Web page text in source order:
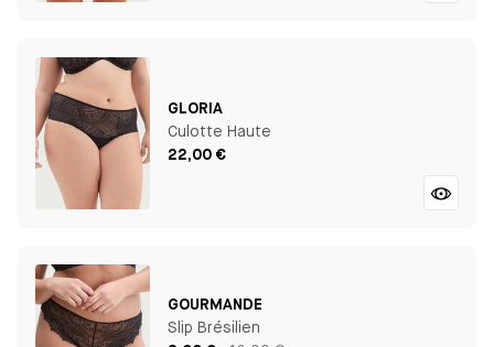
GLORIA
Culotte Haute
22,00 €
GOURMANDE
Slip Brésilien